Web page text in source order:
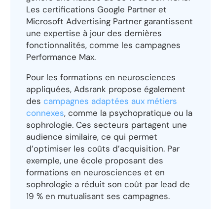
Les certifications Google Partner et
Microsoft Advertising Partner garantissent
une expertise à jour des dernières
fonctionnalités, comme les campagnes
Performance Max.
Pour les formations en neurosciences
appliquées, Adsrank propose également
descampagnes adaptées aux métiers
connexes, comme la psychopratique ou la
sophrologie. Ces secteurs partagent une
audience similaire, ce qui permet
d’optimiser les coûts d’acquisition. Par
exemple, une école proposant des
formations en neurosciences et en
sophrologie a réduit son coût par lead de
19 % en mutualisant ses campagnes.